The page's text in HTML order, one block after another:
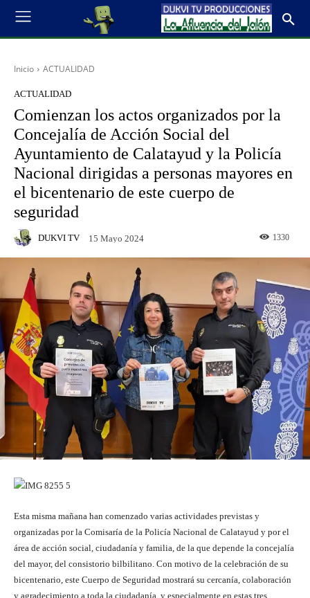
Inicio ACTUALIDAD
ACTUALIDAD
Comienzan los actos organizados por la
Concejalía de Acción Social del
Ayuntamiento de Calatayud y la Policía
Nacional dirigidas a personas mayores en
el bicentenario de este cuerpo de
seguridad
DUKVI TV 15 Mayo 2024 1330
Esta misma mañana han comenzado varias actividades previstas y
organizadas por la Comisaría de la Policía Nacional de Calatayud y por el
área de acción social, ciudadanía y familia, de la que depende la concejalía
del mayor, del consistorio bilbilitano. Con motivo de la celebración de su
bicentenario, este Cuerpo de Seguridad mostrará su cercanía, colaboración
y agradecimiento a toda la ciudadanía, y especialmente en estas tres